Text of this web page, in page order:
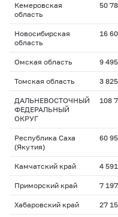
Кемеровская
область
50
Новосибирская
область
16
Омская область 9
Томская область 3
ДАЛЬНЕВОСТОЧНЫЙ
ФЕДЕРАЛЬНЫЙ
ОКРУГ
108
Республика Саха
(Якутия)
60
Камчатский край 4
Приморский край 7
Хабаровский край 27